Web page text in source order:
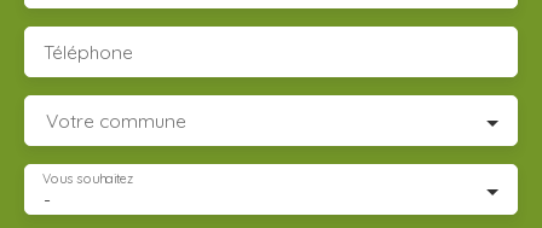
Téléphone
Votre commune
-
Vous souhaitez